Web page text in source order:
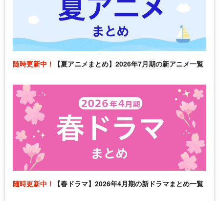
随時更新中！ 【夏アニメまとめ】2026年7月期の新アニメ一覧
随時更新中！ 【春ドラマ】2026年4月期の新ドラマまとめ一覧